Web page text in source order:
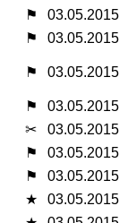
⚑
03.05.2015
⚑
03.05.2015
⚑ 03.05.2015
⚑
03.05.2015
✂
03.05.2015
⚑
03.05.2015
⚑
03.05.2015
★
03.05.2015